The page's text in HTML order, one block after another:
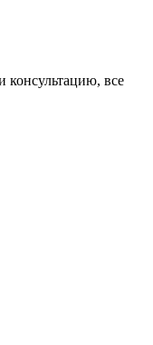
консультацию, все